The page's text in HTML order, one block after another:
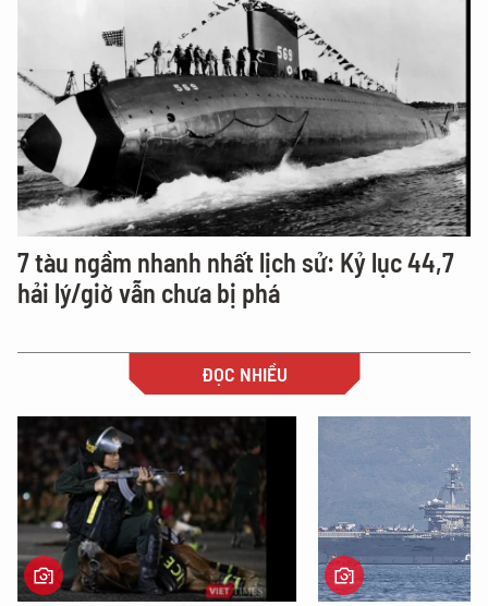
7 tàu ngầm nhanh nhất lịch sử: Kỷ lục 44,7
hải lý/giờ vẫn chưa bị phá
ĐỌC NHIỀU